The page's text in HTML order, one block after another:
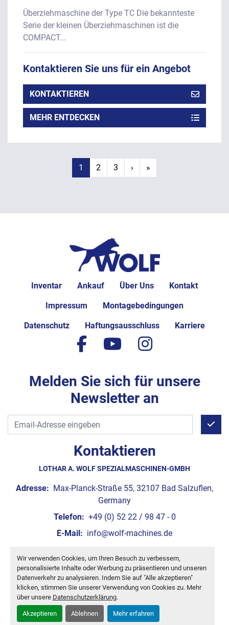
Wir verwenden Cookies, um Ihren Besuch zu verbessern,
personalisierte Inhalte oder Werbung zu präsentieren und unseren
Datenverkehr zu analysieren. Indem Sie auf "Alle akzeptieren"
klicken, stimmen Sie unserer Verwendung von Cookies zu. Mehr
über unsere Datenschutzerklärung.
Akzeptieren Ablehnen Mehr erfahren
Überziehmaschine der Type TC Die bekannteste
Serie der kleinen Überziehmaschinen ist die
COMPACT...
Kontaktieren Sie uns für ein Angebot
KONTAKTIEREN
MEHR ENTDECKEN
1 2 3 › »
Inventar Ankauf Über Uns Kontakt
Impressum Montagebedingungen
Datenschutz Haftungsausschluss Karriere
Kontaktieren
LOTHAR A. WOLF SPEZIALMASCHINEN-GMBH
Adresse: Max-Planck-Straße 55, 32107 Bad Salzuflen,
Germany
Telefon: +49 (0) 52 22 / 98 47 - 0
E-Mail: info@wolf-machines.de
Cookie-Einstellungen
Machinio System-Website vonMachinio
facebook
youtubeinstagram
Melden Sie sich für unsere
Newsletter an